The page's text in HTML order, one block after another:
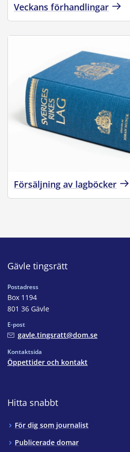
Veckans förhandlingar
Försäljning av lagböcker
Gävle tingsrätt
Postadress
Box 1194
801 36 Gävle
E-post
gavle.tingsratt@dom.se
Kontaktsida
Öppettider och kontakt
Hitta snabbt
För dig som journalist
Publicerade domar